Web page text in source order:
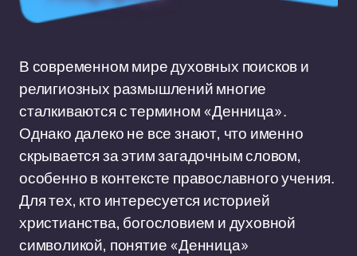
В современном мире духовных поисков и
религиозных размышлений многие
сталкиваются с термином «Денница».
Однако далеко не все знают, что именно
скрывается за этим загадочным словом,
особенно в контексте православного учения.
Для тех, кто интересуется историей
христианства, богословием и духовной
символикой, понятие «Денница»